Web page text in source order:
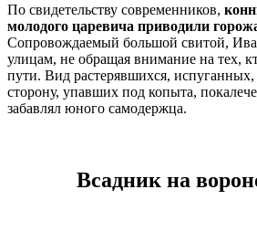
По свидетельству современников,
молодого царевича приводили
Сопровождаемый большой свитой,
улицам, не обращая внимание на тех,
пути. Вид растерявшихся,
сторону, упавших под копыта,
забавлял юного самодержца.
Всадник на